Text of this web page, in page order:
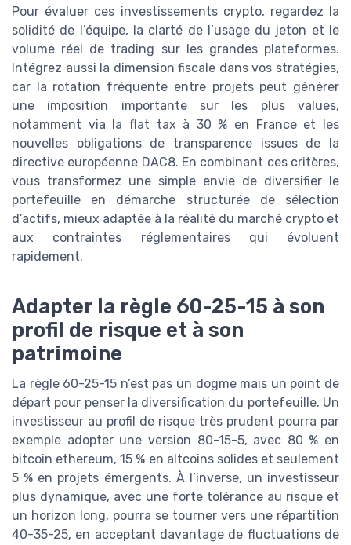
Pour évaluer ces investissements crypto, regardez la
solidité de l’équipe, la clarté de l’usage du jeton et le
volume réel de trading sur les grandes plateformes.
Intégrez aussi la dimension fiscale dans vos stratégies,
car la rotation fréquente entre projets peut générer
une imposition importante sur les plus values,
notamment via la flat tax à 30 % en France et les
nouvelles obligations de transparence issues de la
directive européenne DAC8. En combinant ces critères,
vous transformez une simple envie de diversifier le
portefeuille en démarche structurée de sélection
d’actifs, mieux adaptée à la réalité du marché crypto et
aux contraintes réglementaires qui évoluent
rapidement.
Adapter la règle 60-25-15 à son
profil de risque et à son
patrimoine
La règle 60-25-15 n’est pas un dogme mais un point de
départ pour penser la diversification du portefeuille. Un
investisseur au profil de risque très prudent pourra par
exemple adopter une version 80-15-5, avec 80 % en
bitcoin ethereum, 15 % en altcoins solides et seulement
5 % en projets émergents. À l’inverse, un investisseur
plus dynamique, avec une forte tolérance au risque et
un horizon long, pourra se tourner vers une répartition
40-35-25, en acceptant davantage de fluctuations de